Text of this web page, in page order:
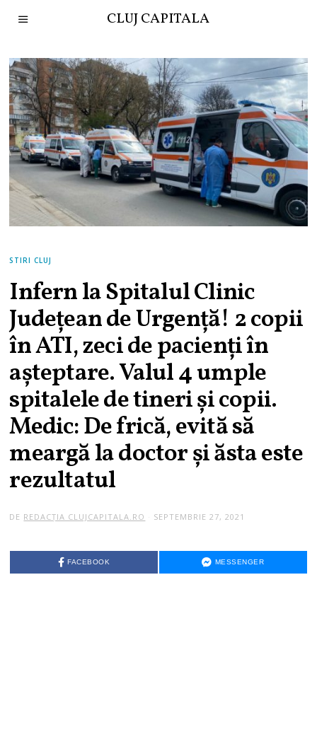
CLUJ CAPITALA
STIRI CLUJ
Infern la Spitalul Clinic
Județean de Urgență! 2 copii
în ATI, zeci de pacienți în
așteptare. Valul 4 umple
spitalele de tineri și copii.
Medic: De frică, evită să
meargă la doctor și ăsta este
rezultatul
DE REDACȚIA CLUJCAPITALA.RO SEPTEMBRIE 27, 2021
FACEBOOK MESSENGER